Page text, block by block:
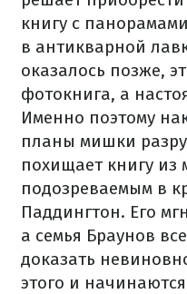
книгу с
в антикварной
оказалось позже,
фотокнига, а
Именно поэтому
планы мишки
похищает книгу из
подозреваемым в
Паддингтон. Его
а семья Браунов
доказать
этого и